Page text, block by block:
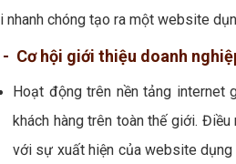
nhanh chóng tạo ra một website
- Cơ hội giới thiệu doanh
Hoạt động trên nền tảng internet
khách hàng trên toàn thế giới.
với sự xuất hiện của website dụng